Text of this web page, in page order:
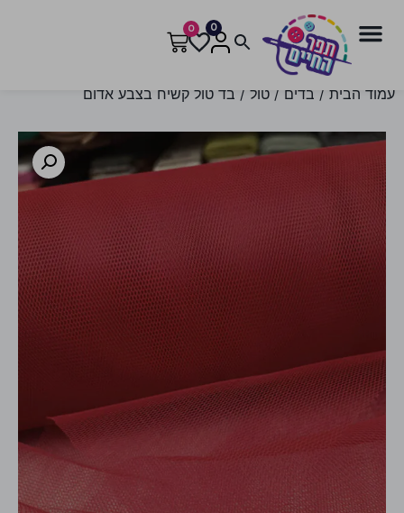
0
0
עמוד הבית / בדים / טול / בד טול קשיח בצבע אדום